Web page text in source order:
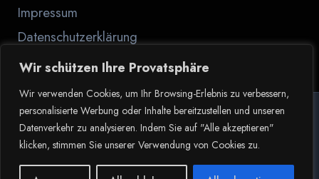
Wir schützen Ihre Provatsphäre
Wir verwenden Cookies, um Ihr Browsing-Erlebnis zu verbessern,
personalisierte Werbung oder Inhalte bereitzustellen und unseren
Datenverkehr zu analysieren. Indem Sie auf "Alle akzeptieren"
klicken, stimmen Sie unserer Verwendung von Cookies zu.
Impressum
Datenschutzerklärung
© 2026 Der Haptiker.de